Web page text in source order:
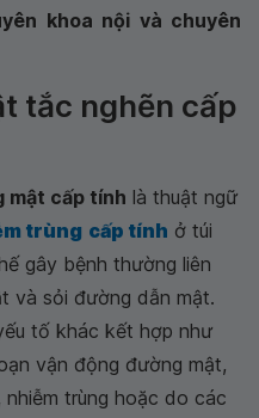
khoa nội và chuyên
tắc nghẽn cấp
mật cấp tính là thuật ngữ
trùng cấp tính ở túi
gây bệnh thường liên
và sỏi đường dẫn mật.
tố khác kết hợp như
vận động đường mật,
trùng hoặc do các